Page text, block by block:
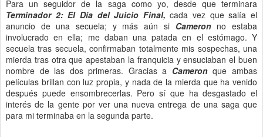
Para un seguidor de la saga como yo, desde que terminara
Terminador 2: El Día del Juicio Final, cada vez que salía el
anuncio de una secuela; y más aún si Cameron no estaba
involucrado en ella; me daban una patada en el estómago. Y
secuela tras secuela, confirmaban totalmente mis sospechas, una
mierda tras otra que apestaban la franquicia y ensuciaban el buen
nombre de las dos primeras. Gracias a Cameronque ambas
películas brillan con luz propia, y nada de la mierda que ha venido
después puede ensombrecerlas. Pero sí que ha desgastado el
interés de la gente por ver una nueva entrega de una saga que
para mi terminaba en la segunda parte.